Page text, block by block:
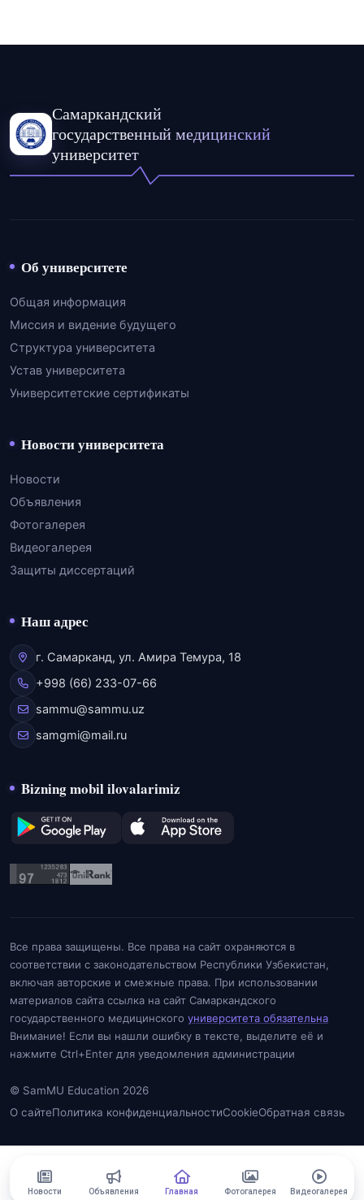
Самаркандский
государственный медицинский
университет
Об университете
Общая информация
Миссия и видение будущего
Структура университета
Устав университета
Университетские сертификаты
Новости университета
Новости
Объявления
Фотогалерея
Видеогалерея
Защиты диссертаций
Наш адрес
г. Самарканд, ул. Амира Темура, 18
+998 (66) 233-07-66
sammu@sammu.uz
samgmi@mail.ru
Bizning mobil ilovalarimiz
Все права защищены. Все права на сайт охраняются в
соответствии с законодательством Республики Узбекистан,
включая авторские и смежные права. При использовании
материалов сайта ссылка на сайт Самаркандского
государственного медицинского университета обязательна
Внимание! Если вы нашли ошибку в тексте, выделите её и
нажмите Ctrl+Enter для уведомления администрации
© SamMU Education 2026
О сайтеПолитика конфиденциальностиCookieОбратная связь
Новости Объявления Главная Фотогалерея Видеогалерея